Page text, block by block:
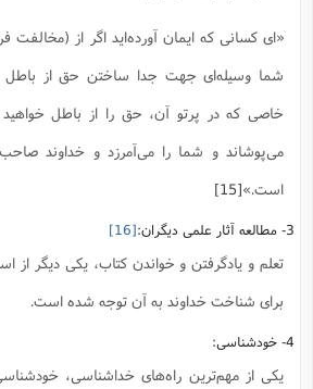
«ای کسانی که ایمان آورده‌اید اگر از (مخالفت
شما وسیله‌ای جهت جدا ساختن حق از باطل
خاصی که در پرتو آن، حق را از باطل خواهید
می‌پوشاند و شما را می‌آمرزد و خداوند
است.»[15]
3- مطالعه آثار علمی دیگران:
[16]
تعلم و یادگرفتن و خواندن کتاب، یکی دیگر از
برای شناخت خداوند به آن توجه شده است.
4- خودشناسی:
یکی از مهم‌ترین راه‌های خداشناسی،